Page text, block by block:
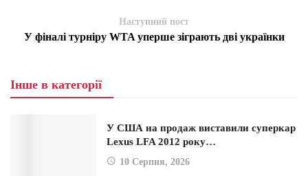
Наступний пост
У фіналі турніру WTA уперше зіграють дві українки
Інше в категорії
У США на продаж виставили суперкар
Lexus LFA 2012 року…
10 Серпня, 2026